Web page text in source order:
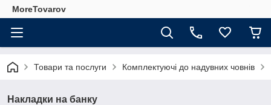
MoreTovarov
Товари та послуги Комплектуючі до надувних човнів
Накладки на банку